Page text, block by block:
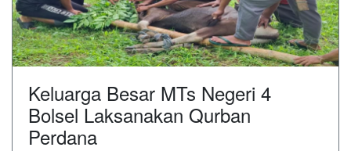
Keluarga Besar MTs Negeri 4
Bolsel Laksanakan Qurban
Perdana